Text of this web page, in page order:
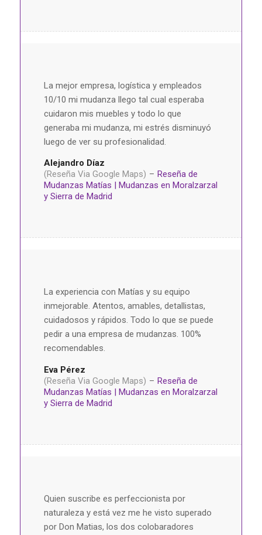
La mejor empresa, logística y empleados
10/10 mi mudanza llego tal cual esperaba
cuidaron mis muebles y todo lo que
generaba mi mudanza, mi estrés disminuyó
luego de ver su profesionalidad.
Alejandro Díaz
(Reseña Via Google Maps) – Reseña de
Mudanzas Matías | Mudanzas en Moralzarzal
y Sierra de Madrid
La experiencia con Matías y su equipo
inmejorable. Atentos, amables, detallistas,
cuidadosos y rápidos. Todo lo que se puede
pedir a una empresa de mudanzas. 100%
recomendables.
Eva Pérez
(Reseña Via Google Maps) – Reseña de
Mudanzas Matías | Mudanzas en Moralzarzal
y Sierra de Madrid
Quien suscribe es perfeccionista por
naturaleza y está vez me he visto superado
por Don Matias, los dos colobaradores